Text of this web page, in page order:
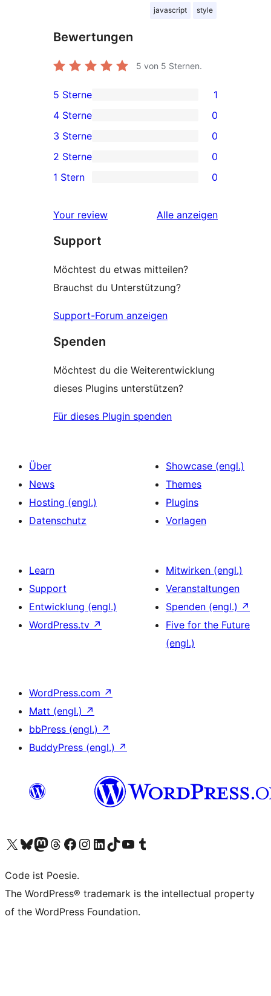
javascript style
Bewertungen
5 von 5 Sternen.
1 5-
Sterne-
Rezension
5 Sterne 1
0 4-
Sterne-
Rezensionen
4 Sterne 0
0 3-
Sterne-
Rezensionen
3 Sterne 0
0 2-
Sterne-
2 Sterne 0
0 1-
Rezensionen
1 Stern 0
Your review Alle Rezensionen
anzeigen
Support
Möchtest du etwas mitteilen?
Brauchst du Unterstützung?
Support-Forum anzeigen
Spenden
Möchtest du die Weiterentwicklung
dieses Plugins unterstützen?
Für dieses Plugin spenden
Über
News
Hosting (engl.)
Datenschutz
Showcase (engl.)
Themes
Plugins
Vorlagen
Learn
Support
Entwicklung (engl.)
WordPress.tv ↗
Mitwirken (engl.)
Veranstaltungen
Spenden (engl.) ↗
Five for the Future
(engl.)
WordPress.com ↗
Matt (engl.) ↗
bbPress (engl.) ↗
BuddyPress (engl.) ↗
Unser X-Konto (früher Twitter) besuchen
Unser Bluesky-Konto besuchen
Unser Mastodon-Konto besuchen
Unser Threads-Konto besuchen
Unsere Facebook-Seite besuchen
Unser Instagram-Konto besuchen
Unser LinkedIn-Konto besuchen
Unser TikTok-Konto besuchen
Unseren YouTube-Kanal besuchen
Unser Tumblr-Konto besuchen
Code ist Poesie.
The WordPress® trademark is the intellectual property
of the WordPress Foundation.